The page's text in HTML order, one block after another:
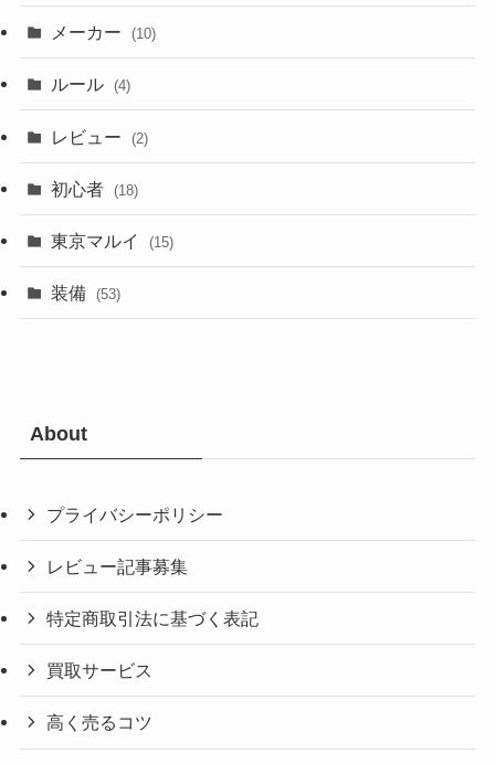
メーカー (10)
ルール (4)
レビュー (2)
初心者 (18)
東京マルイ (15)
装備 (53)
About
プライバシーポリシー
レビュー記事募集
特定商取引法に基づく表記
買取サービス
高く売るコツ